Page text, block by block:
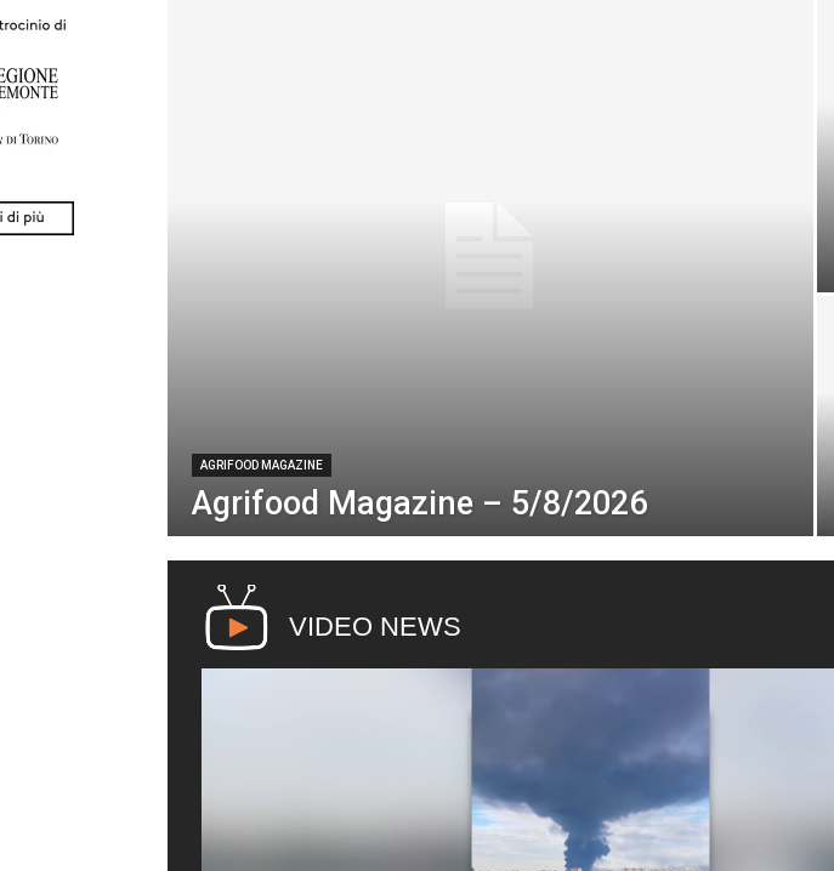
AGRIFOOD MAGAZINE
Agrifood Magazine – 5/8/2026
VIDEO NEWS